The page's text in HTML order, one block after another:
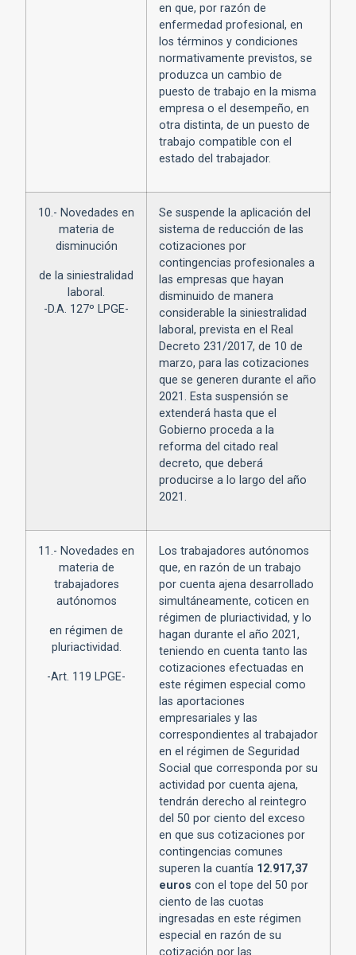
en que, por razón de
enfermedad profesional, en
los términos y condiciones
normativamente previstos, se
produzca un cambio de
puesto de trabajo en la misma
empresa o el desempeño, en
otra distinta, de un puesto de
trabajo compatible con el
estado del trabajador.
10.- Novedades en
materia de
disminución
de la siniestralidad
laboral.
-D.A. 127º LPGE-
Se suspende la aplicación del
sistema de reducción de las
cotizaciones por
contingencias profesionales a
las empresas que hayan
disminuido de manera
considerable la siniestralidad
laboral, prevista en el Real
Decreto 231/2017, de 10 de
marzo, para las cotizaciones
que se generen durante el año
2021. Esta suspensión se
extenderá hasta que el
Gobierno proceda a la
reforma del citado real
decreto, que deberá
producirse a lo largo del año
2021.
11.- Novedades en
materia de
trabajadores
autónomos
en régimen de
pluriactividad.
-Art. 119 LPGE-
Los trabajadores autónomos
que, en razón de un trabajo
por cuenta ajena desarrollado
simultáneamente, coticen en
régimen de pluriactividad, y lo
hagan durante el año 2021,
teniendo en cuenta tanto las
cotizaciones efectuadas en
este régimen especial como
las aportaciones
empresariales y las
correspondientes al trabajador
en el régimen de Seguridad
Social que corresponda por su
actividad por cuenta ajena,
tendrán derecho al reintegro
del 50 por ciento del exceso
en que sus cotizaciones por
contingencias comunes
superen la cuantía 12.917,37
euros con el tope del 50 por
ciento de las cuotas
ingresadas en este régimen
especial en razón de su
cotización por las